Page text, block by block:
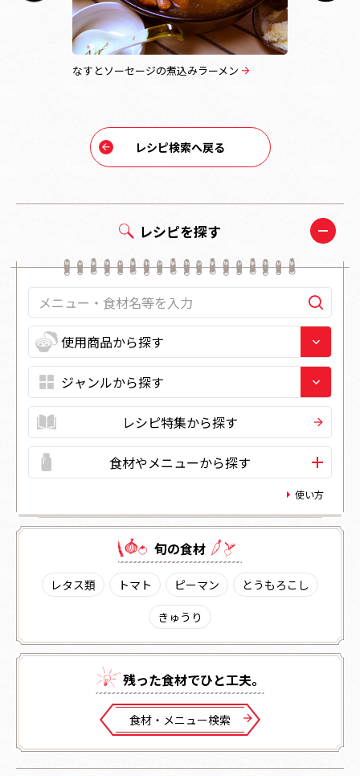
レシピを探す
レシピ特集から探す
食材やメニューから探す
使い方
旬の⾷材
レタス類 トマト ピーマン
とうもろこし
きゅうり
残った⾷材でひと⼯夫。
⾷材・メニュー検索
なすとソーセージの煮込みラーメン
レシピ検索へ戻る